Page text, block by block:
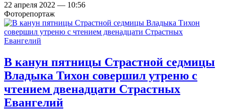
22 апреля 2022 — 10:56
Фоторепортаж
В канун пятницы Страстной седмицы
Владыка Тихон совершил утреню с
чтением двенадцати Страстных
Евангелий